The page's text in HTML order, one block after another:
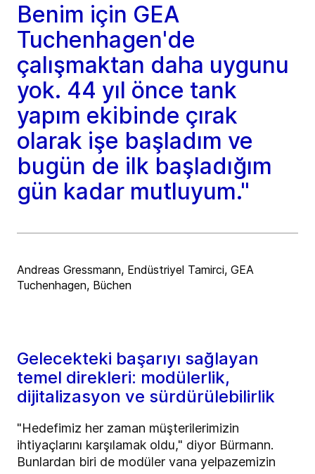
Benim için GEA
Tuchenhagen'de
çalışmaktan daha uygunu
yok. 44 yıl önce tank
yapım ekibinde çırak
olarak işe başladım ve
bugün de ilk başladığım
gün kadar mutluyum."
Andreas Gressmann, Endüstriyel Tamirci, GEA
Tuchenhagen, Büchen
Gelecekteki başarıyı sağlayan
temel direkleri: modülerlik,
dijitalizasyon ve sürdürülebilirlik
"Hedefimiz her zaman müşterilerimizin
ihtiyaçlarını karşılamak oldu," diyor Bürmann.
Bunlardan biri de modüler vana yelpazemizin